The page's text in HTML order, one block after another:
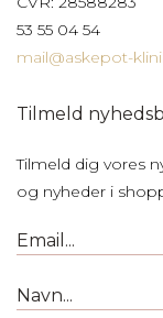
53 55 04 54
mail@askepot-
Tilmeld
Tilmeld dig vores
og nyheder i